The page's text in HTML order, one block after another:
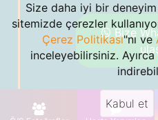
Size daha iyi bir
sitemizde çerezler
Çerez Politikası"nı ve
inceleyebilirsiniz. Ayırca
Kabul et
Bize